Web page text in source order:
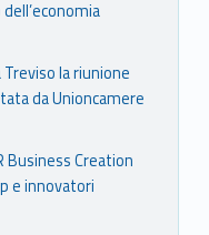
la riunione
da Unioncamere
Business Creation
e innovatori